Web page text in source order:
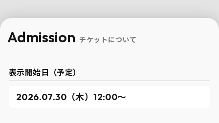
Admission チケットについて
表示開始日（予定）
2026.07.30（木）12:00〜